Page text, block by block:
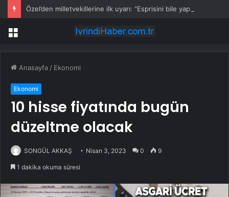
Menü
Anasayfa / Ekonomi
Ekonomi
10 hisse fiyatında bugün
düzeltme olacak
SONGÜL AKKAŞ Nisan 3, 2023 0 9
1 dakika okuma süresi